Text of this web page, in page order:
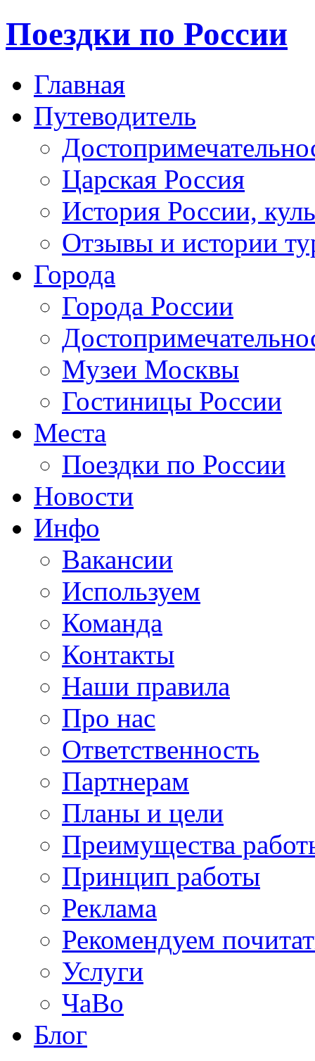
Поездки по России
Главная
Путеводитель
Царская Россия
История России,
Отзывы и истории
Города
Города России
Музеи Москвы
Гостиницы России
Места
Поездки по России
Новости
Инфо
Вакансии
Используем
Команда
Контакты
Наши правила
Про нас
Ответственность
Партнерам
Планы и цели
Преимущества
Принцип работы
Реклама
Рекомендуем
Услуги
ЧаВо
Блог